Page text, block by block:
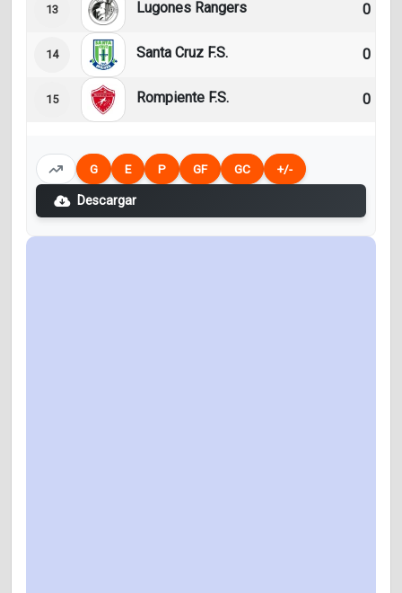
13 Lugones Rangers 0
14 Santa Cruz F.S. 0
15 Rompiente F.S. 0
G E P GF GC +/-
Descargar